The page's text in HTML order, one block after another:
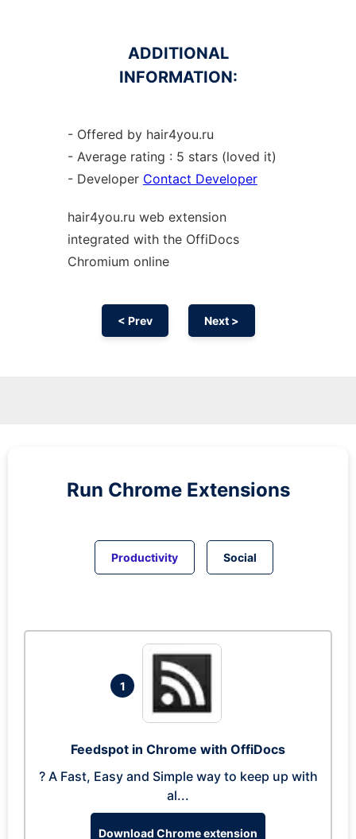
ADDITIONAL
INFORMATION:
- Offered by hair4you.ru
- Average rating : 5 stars (loved it)
- Developer Contact Developer
hair4you.ru web extension
integrated with the OffiDocs
Chromium online
< Prev Next >
Run Chrome Extensions
Productivity Social
1
Feedspot in Chrome with OffiDocs
? A Fast, Easy and Simple way to keep up with
al...
Download Chrome extension